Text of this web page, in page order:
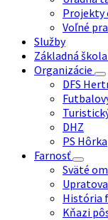
Projekty
Voľné
Služby
Základná škola
Organizácie
DFS
DHZ
PS Hôrka
Farnosť
Sväté
História
Kňazi